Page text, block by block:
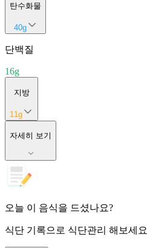
탄수화물
40g
단백질
16g
지방
11 g
자세히 보기
오늘 이 음식을 드셨나요?
식단 기록으로 식단관리 해보세요